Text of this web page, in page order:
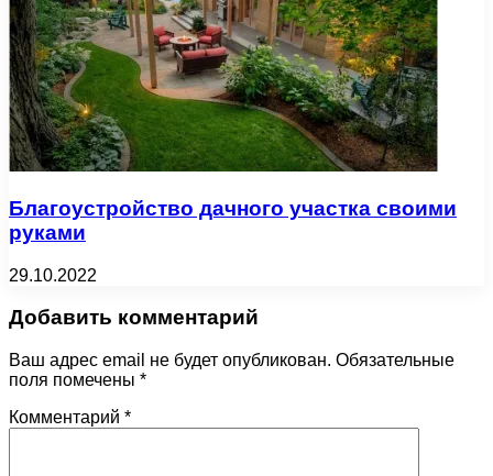
Благоустройство дачного участка своими
руками
29.10.2022
Добавить комментарий
Ваш адрес email не будет опубликован. Обязательные
поля помечены *
Комментарий *